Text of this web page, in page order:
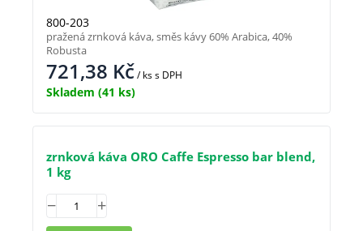
800-203
721,38 Kč/ kss DPH
Skladem (41 ks)
pražená zrnková káva, směs kávy 60% Arabica, 40%
Robusta
zrnková káva ORO Caffe Espresso bar blend,
1 kg